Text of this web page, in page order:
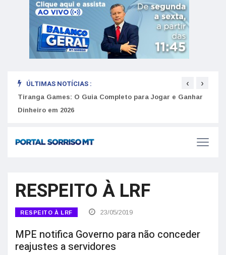
ÚLTIMAS NOTÍCIAS :
Tiranga Games: O Guia Completo para Jogar e Ganhar
Dinheiro em 2026
‹ ›
RESPEITO À LRF
RESPEITO À LRF 23/05/2019
MPE notifica Governo para não conceder
reajustes a servidores